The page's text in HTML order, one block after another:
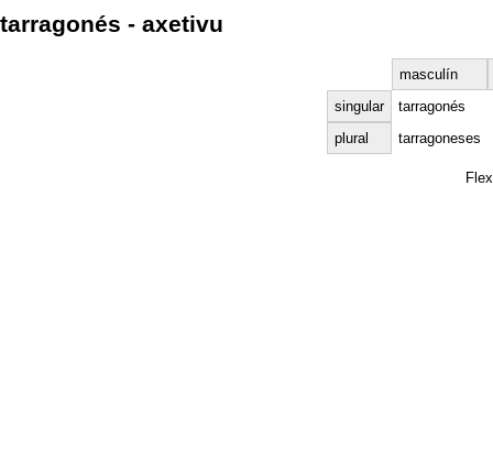
tarragonés - axetivu
masculín
singular
tarragonés
plural
tarragoneses